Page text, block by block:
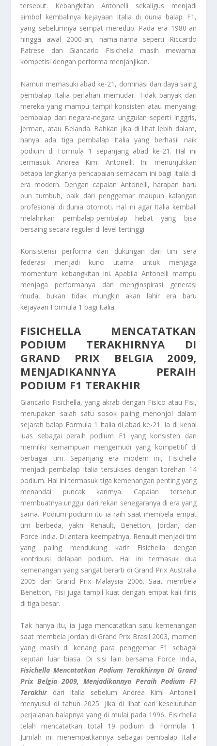
tersebut. Kebangkitan Antonelli sekaligus menjadi
simbol kembalinya kejayaan Italia di dunia balap F1,
yang sebelumnya sempat meredup. Pada era 1980-an
hingga awal 2000-an, nama-nama seperti Riccardo
Patrese dan Giancarlo Fisichella masih mewarnai
kompetisi dengan performa menjanjikan.
Namun memasuki abad ke-21, dominasi dan daya saing
pembalap Italia perlahan memudar. Tidak banyak dari
mereka yang mampu tampil konsisten atau menyaingi
pembalap dari negara-negara unggulan seperti Inggris,
Jerman, atau Belanda. Bahkan jika di lihat lebih dalam,
hanya ada tiga pembalap Italia yang berhasil naik
podium di Formula 1 sepanjang abad ke-21. Hal ini
termasuk Andrea Kimi Antonelli. Ini menunjukkan
betapa langkanya pencapaian semacam ini bagi Italia di
era modern. Dengan capaian Antonelli, harapan baru
pun tumbuh, baik dari penggemar maupun kalangan
profesional di dunia otomoti. Hal ini agar Italia kembali
melahirkan pembalap-pembalap hebat yang bisa
bersaing secara reguler di level tertinggi.
Konsistensi performa dan dukungan dari tim sera
federasi menjadi kunci utama untuk menjaga
momentum kebangkitan ini. Apabila Antonelli mampu
menjaga performanya dan menginspirasi generasi
muda, bukan tidak mungkin akan lahir era baru
kejayaan Formula 1 bagi Italia.
FISICHELLA MENCATATKAN
PODIUM TERAKHIRNYA DI
GRAND PRIX BELGIA 2009,
MENJADIKANNYA PERAIH
PODIUM F1 TERAKHIR
Giancarlo Fisichella, yang akrab dengan Fisico atau Fisi,
merupakan salah satu sosok paling menonjol dalam
sejarah balap Formula 1 Italia di abad ke-21. Ia di kenal
luas sebagai peraih podium F1 yang konsisten dan
memiliki kemampuan mengemudi yang kompetitif di
berbagai tim. Sepanjang era modern ini, Fisichella
menjadi pembalap Italia tersukses dengan torehan 14
podium. Hal ini termasuk tiga kemenangan penting yang
menandai puncak karirnya. Capaian tersebut
membuatnya unggul dari rekan senegaranya di era yang
sama. Podium-podium itu ia raih saat membela empat
tim berbeda, yakni Renault, Benetton, Jordan, dan
Force India. Di antara keempatnya, Renault menjadi tim
yang paling mendukung karir Fisichella dengan
kontribusi delapan podium. Hal ini termasuk dua
kemenangan yang sangat berarti di Grand Prix Australia
2005 dan Grand Prix Malaysia 2006. Saat membela
Benetton, Fisi juga tampil kuat dengan empat kali finis
di tiga besar.
Tak hanya itu, ia juga mencatatkan satu kemenangan
saat membela Jordan di Grand Prix Brasil 2003, momen
yang masih di kenang para penggemar F1 sebagai
kejutan luar biasa. Di sisi lain bersama Force India,
Fisichella Mencatatkan Podium Terakhirnya Di Grand
Prix Belgia 2009, Menjadikannya Peraih Podium F1
Terakhirdari Italia sebelum Andrea Kimi Antonelli
menyusul di tahun 2025. Jika di lihat dari keseluruhan
perjalanan balapnya yang di mulai pada 1996, Fisichella
telah mencatatkan total 19 podium di Formula 1.
Jumlah ini menempatkannya sebagai pembalap Italia